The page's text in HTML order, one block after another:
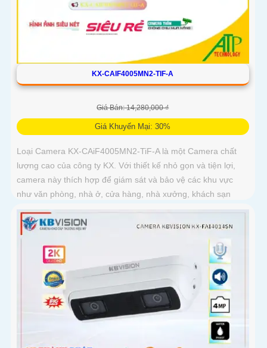
KX-CAIF4005MN2-TIF-A
Giá Bán: 14,280,000 ₫
Giá Khuyến Mại: 30%
Loại Camera KX-CAiF4005MN2-TiF-A là một Camera chất
lượng cao của công ty KX. Với thiết kế nhỏ gọn và tiện lợi,
camera này thích hợp để giám sát và bảo vệ các khu vực
như văn phòng, nhà ở, cửa hàng, nhà xưởng, khách sạn